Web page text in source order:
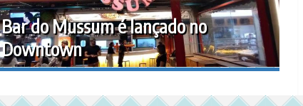
Bar do Mussum é lançado no
Downtown